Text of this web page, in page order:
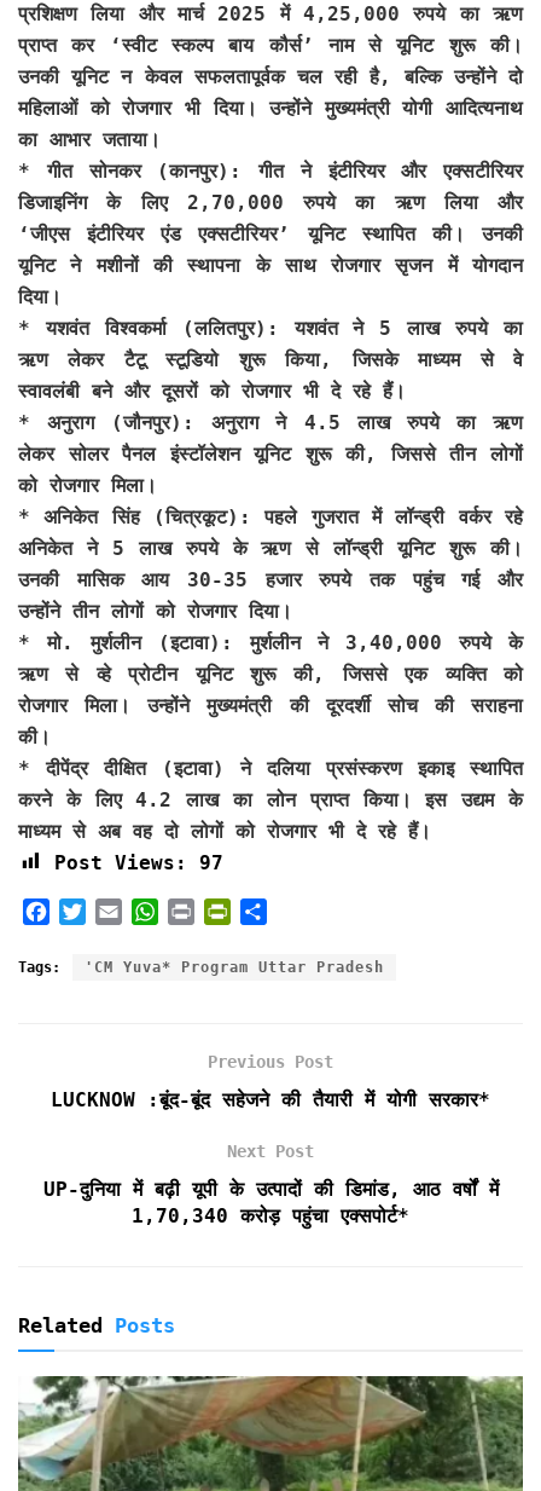
प्रशिक्षण लिया और मार्च 2025 में 4,25,000 रुपये का ऋण
प्राप्त कर ‘स्वीट स्कल्प बाय कौर्स’ नाम से यूनिट शुरू की।
उनकी यूनिट न केवल सफलतापूर्वक चल रही है, बल्कि उन्होंने दो
महिलाओं को रोजगार भी दिया। उन्होंने मुख्यमंत्री योगी आदित्यनाथ
का आभार जताया।
* गीत सोनकर (कानपुर): गीत ने इंटीरियर और एक्सटीरियर
डिजाइनिंग के लिए 2,70,000 रुपये का ऋण लिया और
‘जीएस इंटीरियर एंड एक्सटीरियर’ यूनिट स्थापित की। उनकी
यूनिट ने मशीनों की स्थापना के साथ रोजगार सृजन में योगदान
दिया।
* यशवंत विश्वकर्मा (ललितपुर): यशवंत ने 5 लाख रुपये का
ऋण लेकर टैटू स्टूडियो शुरू किया, जिसके माध्यम से वे
स्वावलंबी बने और दूसरों को रोजगार भी दे रहे हैं।
* अनुराग (जौनपुर): अनुराग ने 4.5 लाख रुपये का ऋण
लेकर सोलर पैनल इंस्टॉलेशन यूनिट शुरू की, जिससे तीन लोगों
को रोजगार मिला।
* अनिकेत सिंह (चित्रकूट): पहले गुजरात में लॉन्ड्री वर्कर रहे
अनिकेत ने 5 लाख रुपये के ऋण से लॉन्ड्री यूनिट शुरू की।
उनकी मासिक आय 30-35 हजार रुपये तक पहुंच गई और
उन्होंने तीन लोगों को रोजगार दिया।
* मो. मुर्शलीन (इटावा): मुर्शलीन ने 3,40,000 रुपये के
ऋण से व्हे प्रोटीन यूनिट शुरू की, जिससे एक व्यक्ति को
रोजगार मिला। उन्होंने मुख्यमंत्री की दूरदर्शी सोच की सराहना
की।
* दीपेंद्र दीक्षित (इटावा) ने दलिया प्रसंस्करण इकाइ स्थापित
करने के लिए 4.2 लाख का लोन प्राप्त किया। इस उद्यम के
माध्यम से अब वह दो लोगों को रोजगार भी दे रहे हैं।
Post Views:
97
c
k
i
a
a
p
i
i
r
i
n
d
l
a
Tags: 'CM Yuva* Program Uttar Pradesh
Previous Post
LUCKNOW :बूंद-बूंद सहेजने की तैयारी में योगी सरकार*
Next Post
UP-दुनिया में बढ़ी यूपी के उत्पादों की डिमांड, आठ वर्षों में
1,70,340 करोड़ पहुंचा एक्सपोर्ट*
Related Posts